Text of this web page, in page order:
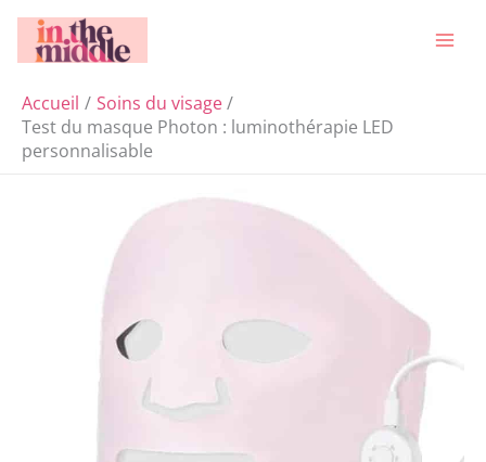
Aller
Accueil
Soins du visage
Test du masque Photon : luminothérapie LED
personnalisable
Rechercher